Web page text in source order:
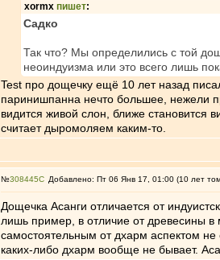
xormx пишет:
Садко
Так что? Мы определились с той
неоиндуизма или это всего лишь
Test про дощечку ещё 10 лет назад
паринишпанна нечто большее, нежели
видится живой слон, ближе становится
считает дыромоляем каким-то.
№308445 Добавлено: Пт 06 Янв 17, 01:00 (10 лет
Дощечка Асанги отличается от
лишь пример, в отличие от древесины
самостоятельным от дхарм аспектом не
каких-либо дхарм вообще не бывает.